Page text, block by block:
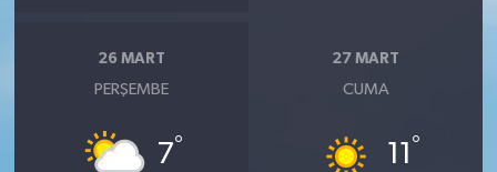
26 MART
PERŞEMBE
7°
27 MART
CUMA
11 °
TEKNOLOJİ